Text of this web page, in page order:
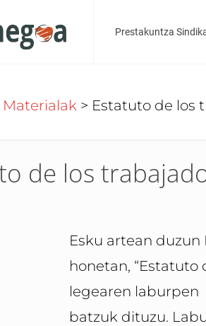
Prestakuntza
Materialak > Estatuto de los
de los
Esku artean duzun
honetan, “Estatuto
legearen laburpen
batzuk dituzu.